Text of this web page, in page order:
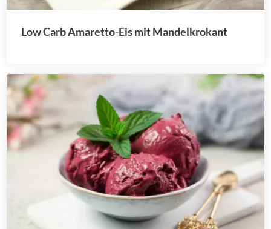
Low Carb Amaretto-Eis mit Mandelkrokant